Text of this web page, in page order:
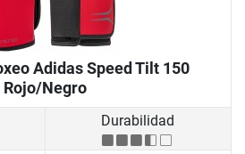
Adidas Speed Tilt 150
Rojo/Negro
Durabilidad